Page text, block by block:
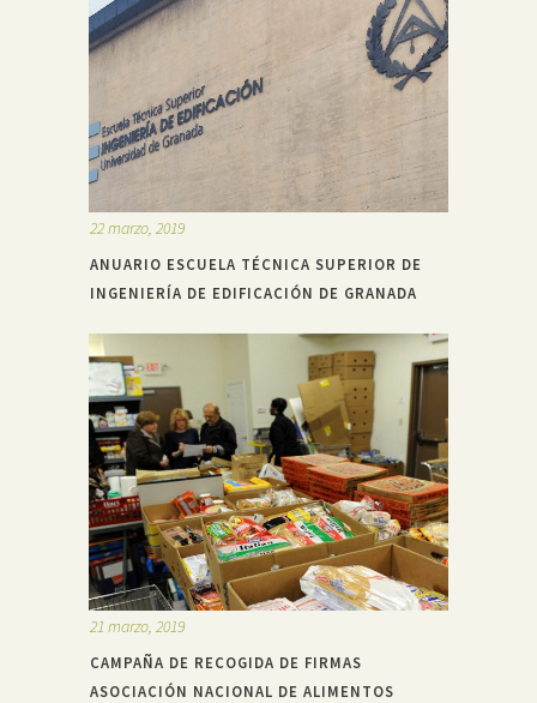
22 marzo, 2019
ANUARIO ESCUELA TÉCNICA SUPERIOR DE
INGENIERÍA DE EDIFICACIÓN DE GRANADA
21 marzo, 2019
CAMPAÑA DE RECOGIDA DE FIRMAS
ASOCIACIÓN NACIONAL DE ALIMENTOS